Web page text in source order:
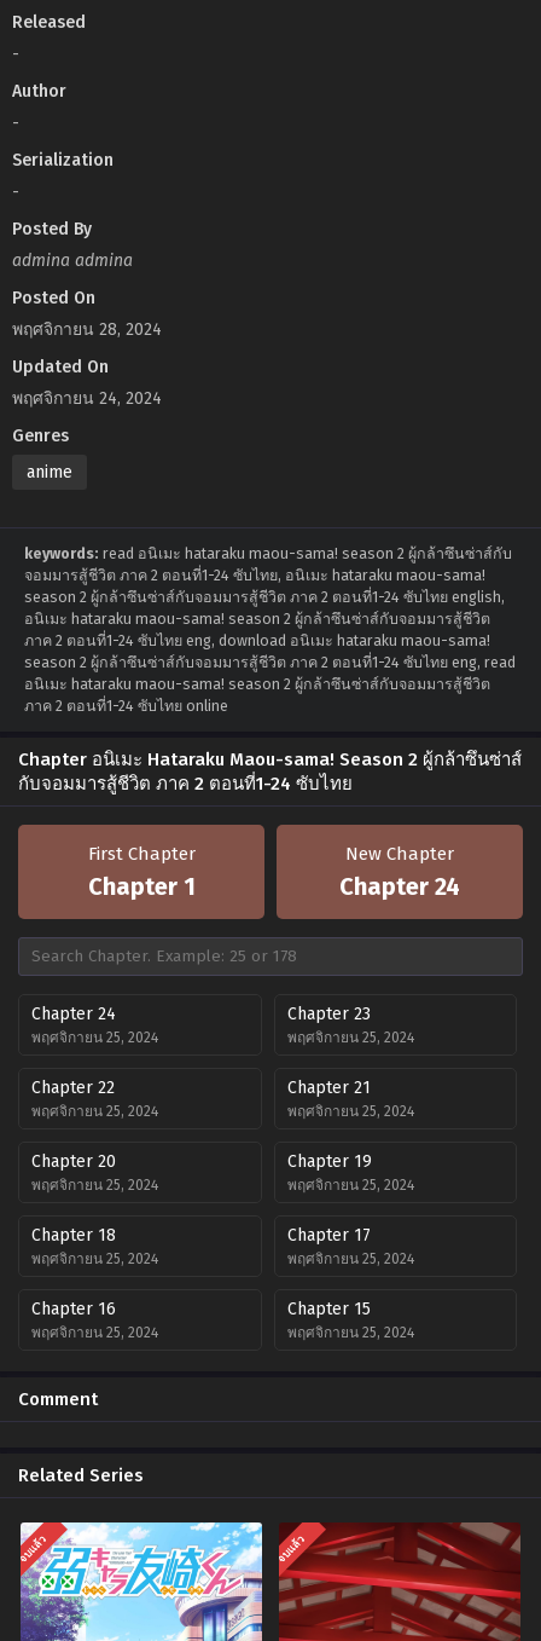
Released
-
Author
-
Serialization
-
Posted By
admina admina
Posted On
พฤศจิกายน 28, 2024
Updated On
พฤศจิกายน 24, 2024
Genres
anime
keywords: read อนิเมะ hataraku maou-sama! season 2 ผู้กล้าซึนซ่าส์กับ
จอมมารสู้ชีวิต ภาค 2 ตอนที่1-24 ซับไทย, อนิเมะ hataraku maou-sama!
season 2 ผู้กล้าซึนซ่าส์กับจอมมารสู้ชีวิต ภาค 2 ตอนที่1-24 ซับไทย english,
อนิเมะ hataraku maou-sama! season 2 ผู้กล้าซึนซ่าส์กับจอมมารสู้ชีวิต
ภาค 2 ตอนที่1-24 ซับไทย eng, download อนิเมะ hataraku maou-sama!
season 2 ผู้กล้าซึนซ่าส์กับจอมมารสู้ชีวิต ภาค 2 ตอนที่1-24 ซับไทย eng, read
อนิเมะ hataraku maou-sama! season 2 ผู้กล้าซึนซ่าส์กับจอมมารสู้ชีวิต
ภาค 2 ตอนที่1-24 ซับไทย online
Chapter อนิเมะ Hataraku Maou-sama! Season 2 ผู้กล้าซึนซ่าส์
กับจอมมารสู้ชีวิต ภาค 2 ตอนที่1-24 ซับไทย
First Chapter
Chapter 1
New Chapter
Chapter 24
Chapter 24
พฤศจิกายน 25, 2024
Chapter 23
พฤศจิกายน 25, 2024
Chapter 22
พฤศจิกายน 25, 2024
Chapter 21
พฤศจิกายน 25, 2024
Chapter 20
พฤศจิกายน 25, 2024
Chapter 19
พฤศจิกายน 25, 2024
Chapter 18
พฤศจิกายน 25, 2024
Chapter 17
พฤศจิกายน 25, 2024
Chapter 16
พฤศจิกายน 25, 2024
Chapter 15
พฤศจิกายน 25, 2024
พฤศจิกายน 25, 2024
พฤศจิกายน 25, 2024
Chapter 10
พฤศจิกายน 25, 2024
Chapter 9
พฤศจิกายน 25, 2024
Chapter 8
พฤศจิกายน 25, 2024
Chapter 7
พฤศจิกายน 25, 2024
Comment
Related Series
จบแล้ว จบแล้ว